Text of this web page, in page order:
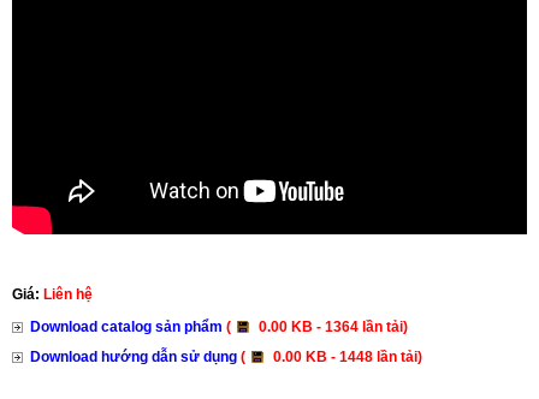
Giá: Liên hệ
Download catalog sản phẩm (
0.00 KB - 1364 lần tải)
Download hướng dẫn sử dụng ( 0.00 KB - 1448 lần tải)